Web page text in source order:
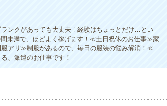
ンクがあっても大丈夫！経験はちょっとだけ…とい
未満で、ほどよく稼げます！≪土日祝休のお仕事≫家
アリ≫制服があるので、毎日の服装の悩み解消！≪
、派遣のお仕事です！